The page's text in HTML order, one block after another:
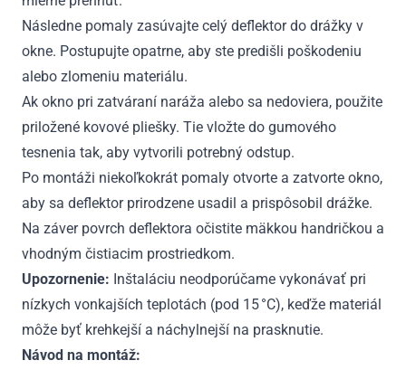
Následne pomaly zasúvajte celý deflektor do drážky v
okne. Postupujte opatrne, aby ste predišli poškodeniu
alebo zlomeniu materiálu.
Ak okno pri zatváraní naráža alebo sa nedoviera, použite
priložené kovové pliešky. Tie vložte do gumového
tesnenia tak, aby vytvorili potrebný odstup.
Po montáži niekoľkokrát pomaly otvorte a zatvorte okno,
aby sa deflektor prirodzene usadil a prispôsobil drážke.
Na záver povrch deflektora očistite mäkkou handričkou a
vhodným čistiacim prostriedkom.
Upozornenie: Inštaláciu neodporúčame vykonávať pri
nízkych vonkajších teplotách (pod 15 °C), keďže materiál
môže byť krehkejší a náchylnejší na prasknutie.
Návod na montáž: